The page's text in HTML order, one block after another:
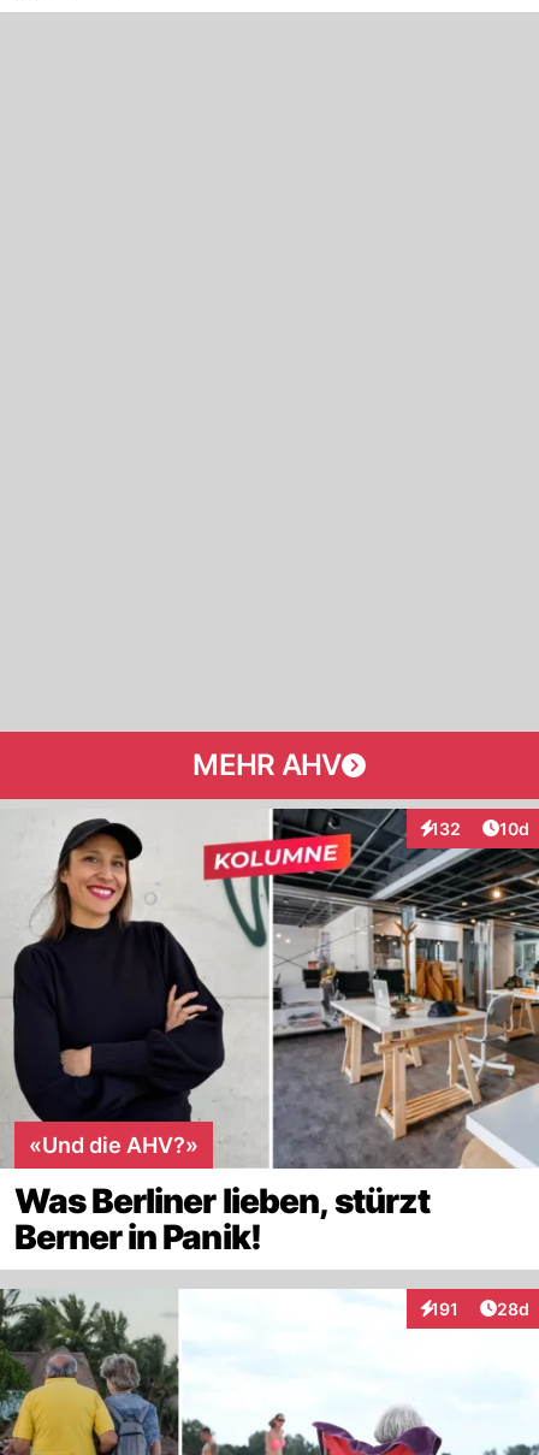
MEHR AHV
132
Interaktionen
10d
«Und die AHV?»
Was Berliner lieben, stürzt
Berner in Panik!
191
Interaktionen
28d